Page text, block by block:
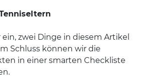
zwei Dinge in diesem Artikel
Schluss können wir die
in einer smarten Checkliste